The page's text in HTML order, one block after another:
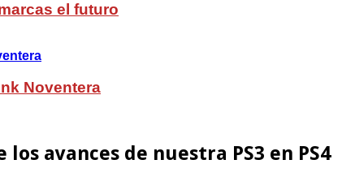
el futuro
Noventera
avances de nuestra PS3 en PS4